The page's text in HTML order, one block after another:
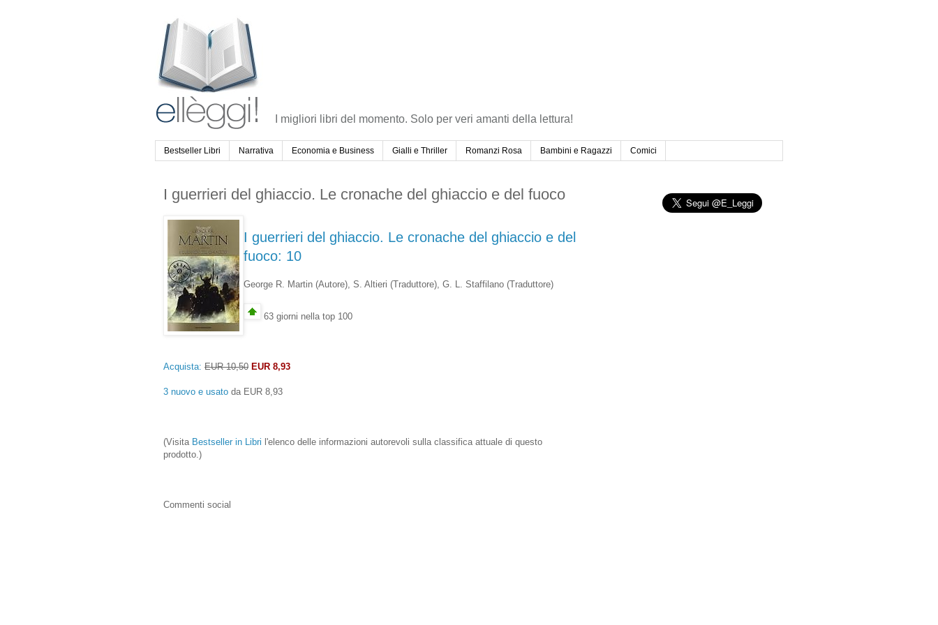
I migliori libri del momento. Solo per veri amanti della lettura!
Bestseller Libri Narrativa Economia e Business Gialli e Thriller Romanzi Rosa Bambini e Ragazzi Comici
I guerrieri del ghiaccio. Le cronache del ghiaccio e del fuoco
I guerrieri del ghiaccio. Le cronache del ghiaccio e del
fuoco: 10
George R. Martin (Autore) , S. Altieri (Traduttore) , G. L. Staffilano (Traduttore)
63 giorni nella top 100
Acquista: EUR 10,50 EUR 8,93
3 nuovo e usato da EUR 8,93
(Visita Bestseller in Libri l'elenco delle informazioni autorevoli sulla classifica attuale di questo
prodotto.)
Commenti social